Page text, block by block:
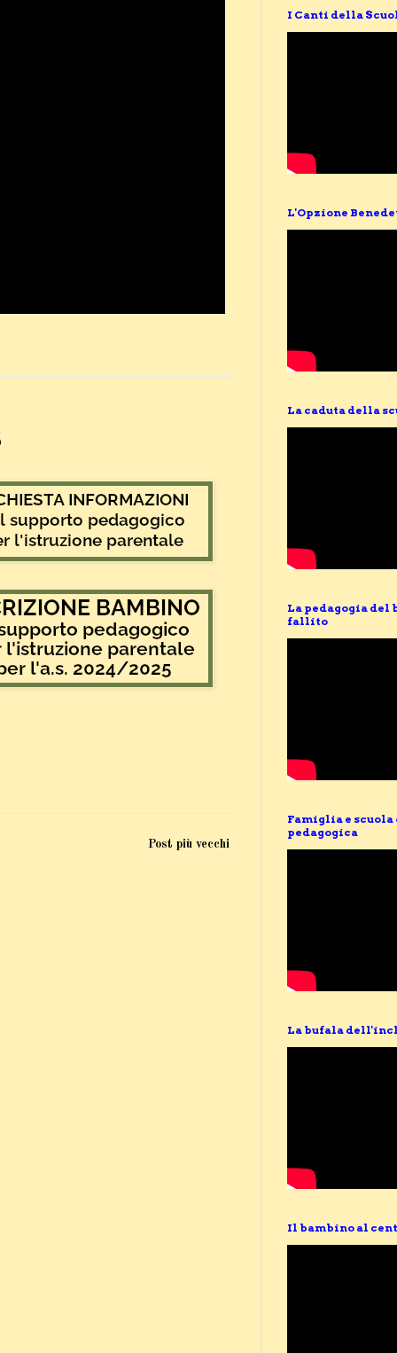
Post più vecchi
I Canti della
L'Opzione
La caduta della
La pedagogia del
fallito
Famiglia e
pedagogica
La bufala
Il bambino al